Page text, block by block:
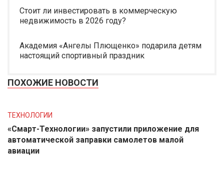
Стоит ли инвестировать в коммерческую
недвижимость в 2026 году?
Академия «Ангелы Плющенко» подарила детям
настоящий спортивный праздник
ПОХОЖИЕ НОВОСТИ
ТЕХНОЛОГИИ
«Смарт-Технологии» запустили приложение для
автоматической заправки самолетов малой
авиации